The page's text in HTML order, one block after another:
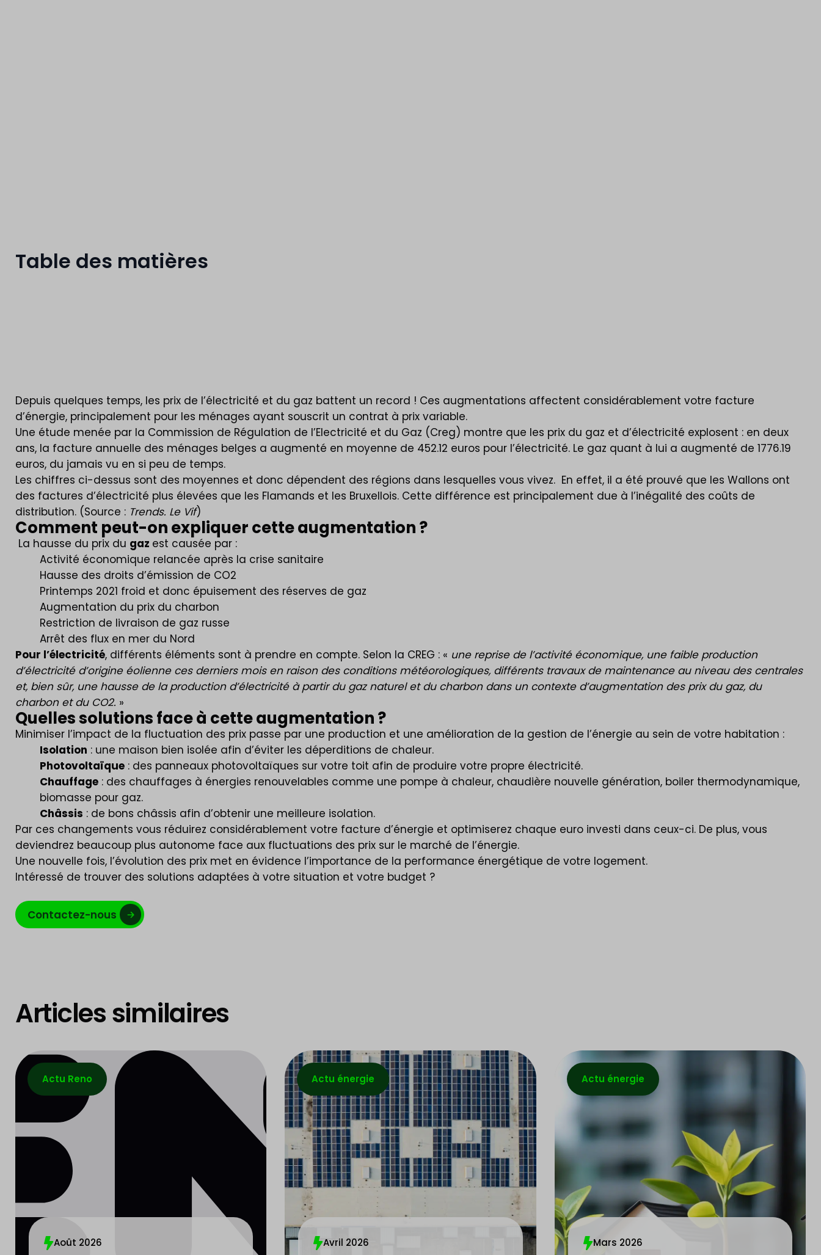
Table des matières
Depuis quelques temps, les prix de l’électricité et du gaz battent un record ! Ces augmentations affectent considérablement votre facture
d’énergie, principalement pour les ménages ayant souscrit un contrat à prix variable.
Une étude menée par la Commission de Régulation de l’Electricité et du Gaz (Creg) montre que les prix du gaz et d’électricité explosent : en deux
ans, la facture annuelle des ménages belges a augmenté en moyenne de 452.12 euros pour l’électricité. Le gaz quant à lui a augmenté de 1776.19
euros, du jamais vu en si peu de temps.
Les chiffres ci-dessus sont des moyennes et donc dépendent des régions dans lesquelles vous vivez. En effet, il a été prouvé que les Wallons ont
des factures d’électricité plus élevées que les Flamands et les Bruxellois. Cette différence est principalement due à l’inégalité des coûts de
distribution. (Source : Trends. Le Vif)
Comment peut-on expliquer cette augmentation ?
La hausse du prix du gaz est causée par :
Activité économique relancée après la crise sanitaire
Hausse des droits d’émission de CO2
Printemps 2021 froid et donc épuisement des réserves de gaz
Augmentation du prix du charbon
Restriction de livraison de gaz russe
Arrêt des flux en mer du Nord
Pour l’électricité, différents éléments sont à prendre en compte. Selon la CREG : « une reprise de l’activité économique, une faible production
d’électricité d’origine éolienne ces derniers mois en raison des conditions météorologiques, différents travaux de maintenance au niveau des centrales
et, bien sûr, une hausse de la production d’électricité à partir du gaz naturel et du charbon dans un contexte d’augmentation des prix du gaz, du
charbon et du CO2. »
Quelles solutions face à cette augmentation ?
Minimiser l’impact de la fluctuation des prix passe par une production et une amélioration de la gestion de l’énergie au sein de votre habitation :
Isolation : une maison bien isolée afin d’éviter les déperditions de chaleur.
Photovoltaïque : des panneaux photovoltaïques sur votre toit afin de produire votre propre électricité.
Chauffage : des chauffages à énergies renouvelables comme une pompe à chaleur, chaudière nouvelle génération, boiler thermodynamique,
biomasse pour gaz.
Châssis : de bons châssis afin d’obtenir une meilleure isolation.
Par ces changements vous réduirez considérablement votre facture d’énergie et optimiserez chaque euro investi dans ceux-ci. De plus, vous
deviendrez beaucoup plus autonome face aux fluctuations des prix sur le marché de l’énergie.
Une nouvelle fois, l’évolution des prix met en évidence l’importance de la performance énergétique de votre logement.
Intéressé de trouver des solutions adaptées à votre situation et votre budget ?
Contactez-nous
Articles similaires
Actu Reno
Août 2026
Actu énergie
Avril 2026
Actu énergie
Mars 2026